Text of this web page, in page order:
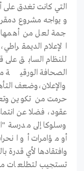
التي كانت تغدق على
و يواجه مشروع
جمة لعل من أهمها
الإعلام
للنظام السابق
الصحافة
والإعلان،وضعف
حرمت من تكوين
عقود، فضلا عن
وسلوكا إلى مدرسة
أو مؤامرات أو
وافتقادها لأي قدرة
تستجيب لتطلعات